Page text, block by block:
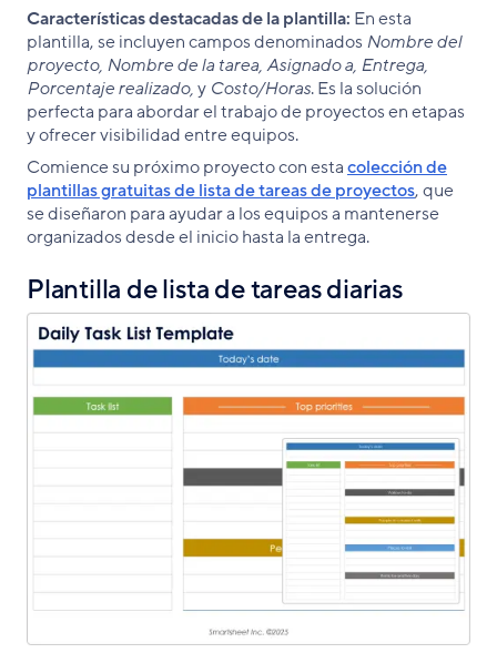
Características destacadas de la plantilla: En esta
plantilla, se incluyen campos denominados Nombre del
proyecto, Nombre de la tarea, Asignado a, Entrega,
Porcentaje realizado,y Costo/Horas. Es la solución
perfecta para abordar el trabajo de proyectos en etapas
y ofrecer visibilidad entre equipos.
Comience su próximo proyecto con estacolección de
plantillas gratuitas de lista de tareas de proyectos, que
se diseñaron para ayudar a los equipos a mantenerse
organizados desde el inicio hasta la entrega.
Plantilla de lista de tareas diarias